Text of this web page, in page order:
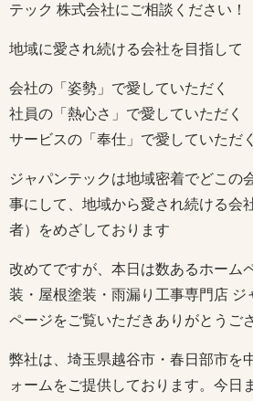
テック 株式会社にご相談ください！
地域に愛され続ける会社を目指して
会社の「姿勢」で愛していただく
社員の「熱心さ」で愛していただく
サービスの「奉仕」で愛していただく
ジャパンテックは地域密着でどこの
事にして、地域から愛され続ける会
者）をめざしております
改めてですが、本日は数あるホーム
装・屋根塗装・雨漏り工事専門店 ジ
ページをご覧いただきありがとうご
弊社は、埼玉県越谷市・春日部市を
ォームをご提供しております。今日